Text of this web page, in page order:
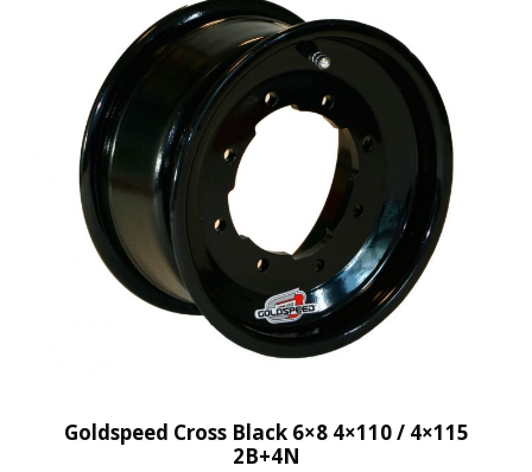
Goldspeed Cross Black 6×8 4×110 / 4×115
2B+4N